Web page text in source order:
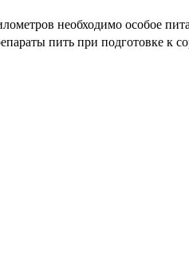
необходимо особое
пить при подготовке к